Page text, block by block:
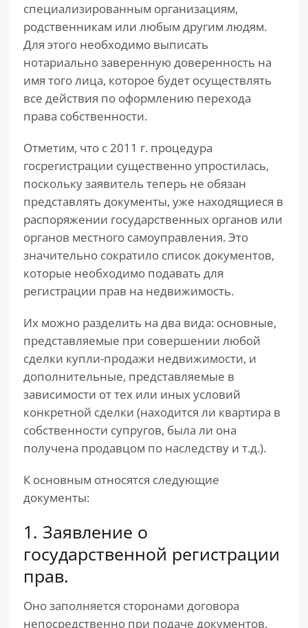
специализированным организациям,
родственникам или любым другим людям.
Для этого необходимо выписать
нотариально заверенную доверенность на
имя того лица, которое будет осуществлять
все действия по оформлению перехода
права собственности.
Отметим, что с 2011 г. процедура
госрегистрации существенно упростилась,
поскольку заявитель теперь не обязан
представлять документы, уже находящиеся в
распоряжении государственных органов или
органов местного самоуправления. Это
значительно сократило список документов,
которые необходимо подавать для
регистрации прав на недвижимость.
Их можно разделить на два вида: основные,
представляемые при совершении любой
сделки купли-продажи недвижимости, и
дополнительные, представляемые в
зависимости от тех или иных условий
конкретной сделки (находится ли квартира в
собственности супругов, была ли она
получена продавцом по наследству и т.д.).
К основным относятся следующие
документы:
1. Заявление о
государственной регистрации
прав.
Оно заполняется сторонами договора
непосредственно при подаче документов.